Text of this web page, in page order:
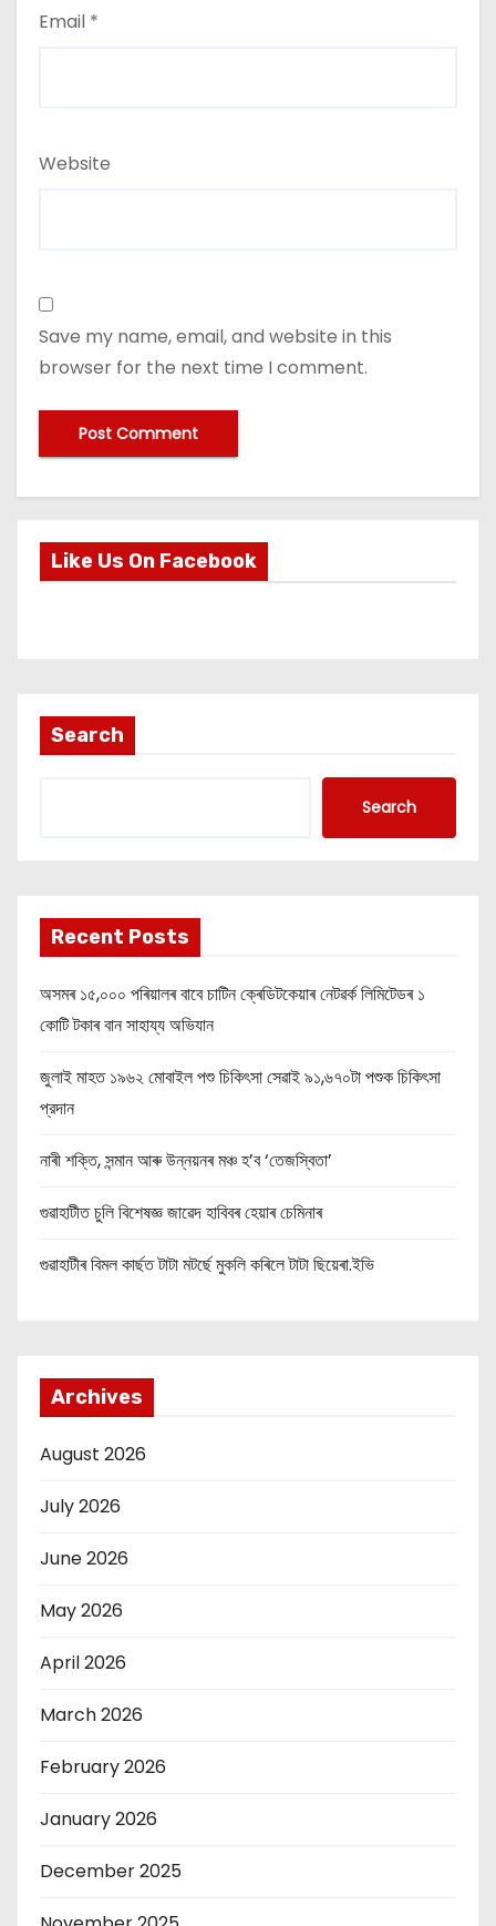
Email *
Website
Save my name, email, and website in this
browser for the next time I comment.
Like Us On Facebook
Search
Search
Recent Posts
অসমৰ ১৫,০০০ পৰিয়ালৰ বাবে চাটিন ক্ৰেডিটকেয়াৰ নেটৱৰ্ক লিমিটেডৰ ১
কোটি টকাৰ বান সাহায্য অভিযান
জুলাই মাহত ১৯৬২ মোবাইল পশু চিকিৎসা সেৱাই ৯১,৬৭০টা পশুক চিকিৎসা
প্রদান
নাৰী শক্তি, সন্মান আৰু উন্নয়নৰ মঞ্চ হ’ব ‘তেজস্বিতা’
গুৱাহাটীত চুলি বিশেষজ্ঞ জাৱেদ হাবিবৰ হেয়াৰ চেমিনাৰ
গুৱাহাটীৰ বিমল কাৰ্ছত টাটা মটৰ্ছে মুকলি কৰিলে টাটা ছিয়েৰা.ইভি
Archives
August 2026
July 2026
June 2026
May 2026
April 2026
March 2026
February 2026
January 2026
December 2025